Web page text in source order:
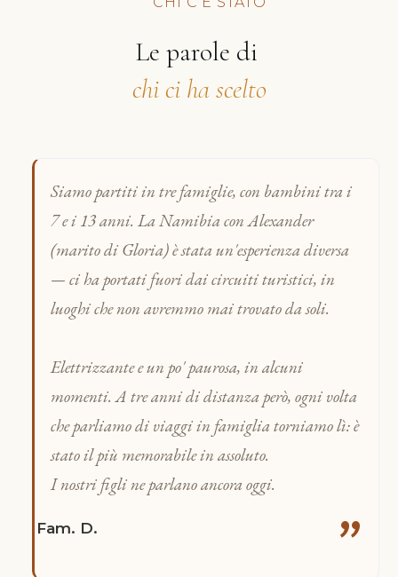
Le parole di
chi ci ha scelto
Siamo partiti in tre famiglie, con bambini tra i
7 e i 13 anni. La Namibia con Alexander
(marito di Gloria) è stata un'esperienza diversa
— ci ha portati fuori dai circuiti turistici, in
luoghi che non avremmo mai trovato da soli.
Elettrizzante e un po' paurosa, in alcuni
momenti. A tre anni di distanza però, ogni volta
che parliamo di viaggi in famiglia torniamo lì: è
stato il più memorabile in assoluto.
I nostri figli ne parlano ancora oggi.
Fam. D. "